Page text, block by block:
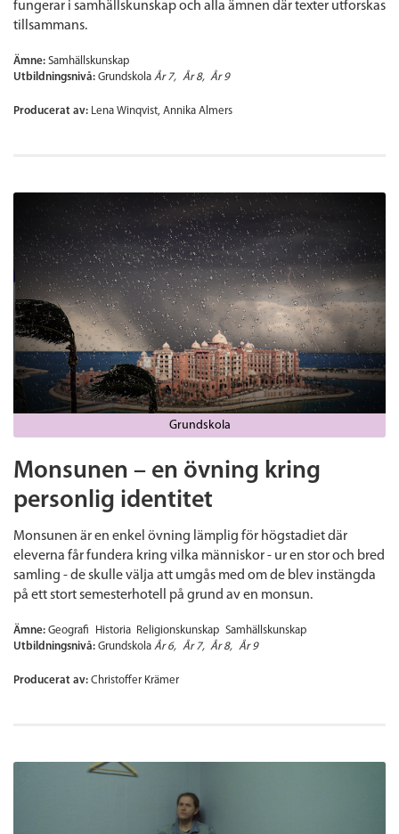
fungerar i samhällskunskap och alla ämnen där texter utforskas
tillsammans.
Ämne: Samhällskunskap
Utbildningsnivå: Grundskola År 7 År 8 År 9
Producerat av: Lena Winqvist, Annika Almers
Grundskola
Monsunen – en övning kring
personlig identitet
Monsunen är en enkel övning lämplig för högstadiet där
eleverna får fundera kring vilka människor - ur en stor och bred
samling - de skulle välja att umgås med om de blev instängda
på ett stort semesterhotell på grund av en monsun.
Ämne: Geografi Historia Religionskunskap Samhällskunskap
Utbildningsnivå: Grundskola År 6 År 7 År 8 År 9
Producerat av: Christoffer Krämer